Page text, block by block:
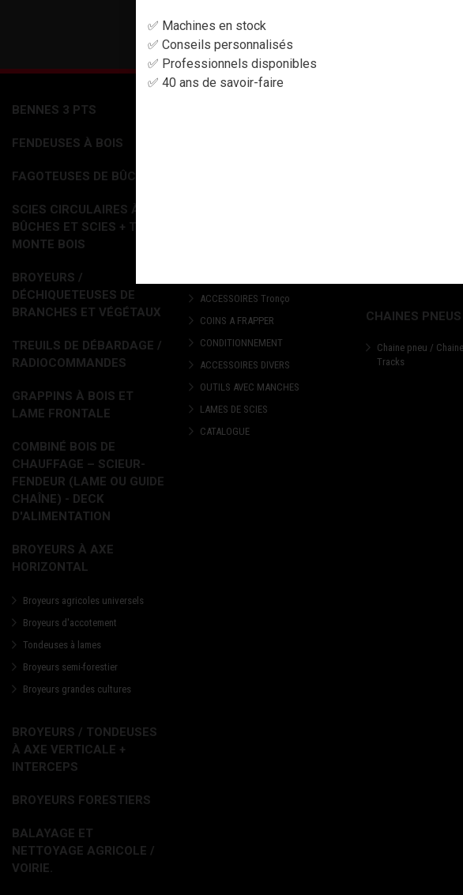
BENNES 3 PTS
FENDEUSES À BOIS
FAGOTEUSES DE BÛCHES
SCIES CIRCULAIRES À
BÛCHES ET SCIES + TAPIS
MONTE BOIS
BROYEURS /
DÉCHIQUETEUSES DE
BRANCHES ET VÉGÉTAUX
TREUILS DE DÉBARDAGE /
RADIOCOMMANDES
GRAPPINS À BOIS ET
LAME FRONTALE
COMBINÉ BOIS DE
CHAUFFAGE – SCIEUR-
FENDEUR (LAME OU GUIDE
CHAÎNE) - DECK
D'ALIMENTATION
BROYEURS À AXE
HORIZONTAL
Broyeurs agricoles universels
Broyeurs d'accotement
Tondeuses à lames
Broyeurs semi-forestier
Broyeurs grandes cultures
BROYEURS / TONDEUSES
À AXE VERTICALE +
INTERCEPS
BROYEURS FORESTIERS
BALAYAGE ET
NETTOYAGE AGRICOLE /
VOIRIE.
ACCESSOIRES Tronço
COINS A FRAPPER
CONDITIONNEMENT
ACCESSOIRES DIVERS
OUTILS AVEC MANCHES
LAMES DE SCIES
CATALOGUE
CHAINES PNEUS
Chaine pneu /
Tracks
✅ Machines en stock
✅ Conseils personnalisés
✅ Professionnels disponibles
✅ 40 ans de savoir-faire